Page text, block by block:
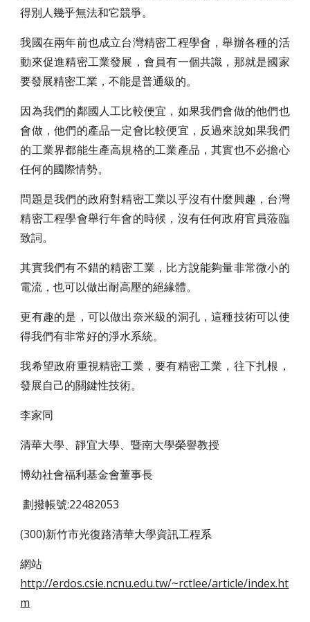
得別人幾乎無法和它競爭。
我國在兩年前也成立台灣精密工程學會，舉辦各種的活
動來促進精密工業發展，會員有一個共識，那就是國家
要發展精密工業，不能是普通級的。
因為我們的鄰國人工比較便宜，如果我們會做的他們也
會做，他們的產品一定會比較便宜，反過來說如果我們
的工業界都能生產高規格的工業產品，其實也不必擔心
任何的國際情勢。
問題是我們的政府對精密工業以乎沒有什麼興趣，台灣
精密工程學會舉行年會的時候，沒有任何政府官員蒞臨
致詞。
其實我們有不錯的精密工業，比方說能夠量非常微小的
電流，也可以做出耐高壓的絕緣體。
更有趣的是，可以做出奈米級的洞孔，這種技術可以使
得我們有非常好的淨水系統。
我希望政府重視精密工業，要有精密工業，往下扎根，
發展自己的關鍵性技術。
李家同
清華大學、靜宜大學、暨南大學榮譽教授
博幼社會福利基金會董事長
劃撥帳號:22482053
(300)新竹市光復路清華大學資訊工程系
網站
http://erdos.csie.ncnu.edu.tw/~rctlee/article/index.ht
m